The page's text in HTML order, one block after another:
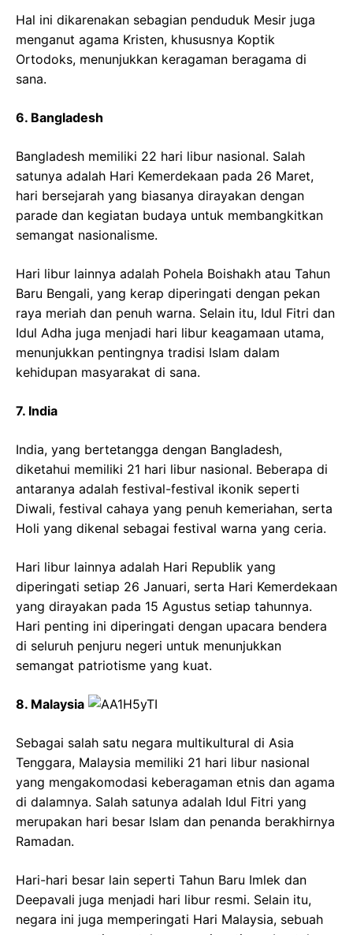
Hal ini dikarenakan sebagian penduduk Mesir juga
menganut agama Kristen, khususnya Koptik
Ortodoks, menunjukkan keragaman beragama di
sana.
6. Bangladesh
Bangladesh memiliki 22 hari libur nasional. Salah
satunya adalah Hari Kemerdekaan pada 26 Maret,
hari bersejarah yang biasanya dirayakan dengan
parade dan kegiatan budaya untuk membangkitkan
semangat nasionalisme.
Hari libur lainnya adalah Pohela Boishakh atau Tahun
Baru Bengali, yang kerap diperingati dengan pekan
raya meriah dan penuh warna. Selain itu, Idul Fitri dan
Idul Adha juga menjadi hari libur keagamaan utama,
menunjukkan pentingnya tradisi Islam dalam
kehidupan masyarakat di sana.
7. India
India, yang bertetangga dengan Bangladesh,
diketahui memiliki 21 hari libur nasional. Beberapa di
antaranya adalah festival-festival ikonik seperti
Diwali, festival cahaya yang penuh kemeriahan, serta
Holi yang dikenal sebagai festival warna yang ceria.
Hari libur lainnya adalah Hari Republik yang
diperingati setiap 26 Januari, serta Hari Kemerdekaan
yang dirayakan pada 15 Agustus setiap tahunnya.
Hari penting ini diperingati dengan upacara bendera
di seluruh penjuru negeri untuk menunjukkan
semangat patriotisme yang kuat.
8. Malaysia
Sebagai salah satu negara multikultural di Asia
Tenggara, Malaysia memiliki 21 hari libur nasional
yang mengakomodasi keberagaman etnis dan agama
di dalamnya. Salah satunya adalah Idul Fitri yang
merupakan hari besar Islam dan penanda berakhirnya
Ramadan.
Hari-hari besar lain seperti Tahun Baru Imlek dan
Deepavali juga menjadi hari libur resmi. Selain itu,
negara ini juga memperingati Hari Malaysia, sebuah